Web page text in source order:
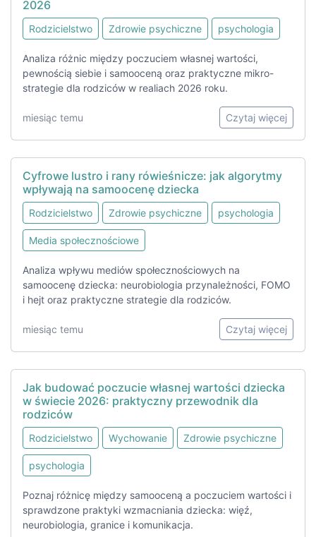
2026
Rodzicielstwo Zdrowie psychiczne psychologia
Analiza różnic między poczuciem własnej wartości,
pewnością siebie i samooceną oraz praktyczne mikro-
strategie dla rodziców w realiach 2026 roku.
miesiąc temu Czytaj więcej
Cyfrowe lustro i rany rówieśnicze: jak algorytmy
wpływają na samoocenę dziecka
Rodzicielstwo Zdrowie psychiczne psychologia
Media społecznościowe
Analiza wpływu mediów społecznościowych na
samoocenę dziecka: neurobiologia przynależności, FOMO
i hejt oraz praktyczne strategie dla rodziców.
miesiąc temu Czytaj więcej
Jak budować poczucie własnej wartości dziecka
w świecie 2026: praktyczny przewodnik dla
rodziców
Rodzicielstwo Wychowanie Zdrowie psychiczne
psychologia
Poznaj różnicę między samooceną a poczuciem wartości i
sprawdzone praktyki wzmacniania dziecka: więź,
neurobiologia, granice i komunikacja.